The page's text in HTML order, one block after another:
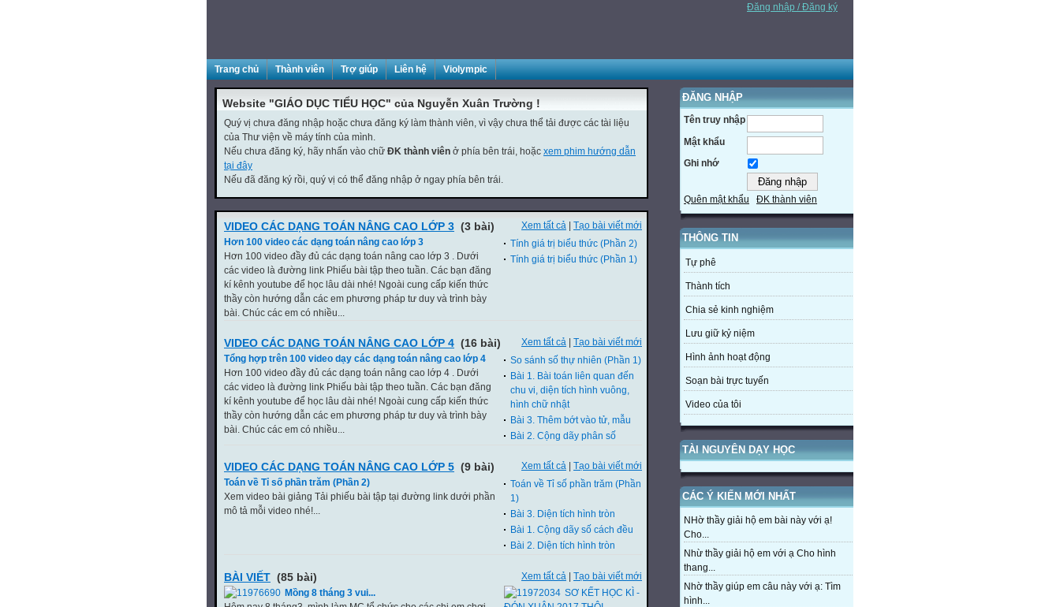
Đăng nhập / Đăng ký
Trang chủ Thành viên Trợ giúp Liên hệ Violympic
ĐĂNG NHẬP
Tên truy nhập
Mật khẩu
Ghi nhớ
Quên mật khẩu ĐK thành viên
THÔNG TIN
Tự phê
Thành tích
Chia sẻ kinh nghiệm
Lưu giữ kỷ niệm
Hình ảnh hoạt động
Soạn bài trực tuyến
Video của tôi
TÀI NGUYÊN DẠY HỌC
CÁC Ý KIẾN MỚI NHẤT
NHờ thầy giải hộ em bài này với ạ!
Cho...
Nhừ thầy giải hộ em với ạ Cho hình
thang...
Nhờ thầy giúp em câu này với ạ: Tìm
hình...
Website "GIÁO DỤC TIỂU HỌC" của Nguyễn Xuân Trường !
Quý vị chưa đăng nhập hoặc chưa đăng ký làm thành viên, vì vậy chưa thể tải được các tài liệu
của Thư viện về máy tính của mình.
Nếu chưa đăng ký, hãy nhấn vào chữ ĐK thành viên ở phía bên trái, hoặc xem phim hướng dẫn
tại đây
Nếu đã đăng ký rồi, quý vị có thể đăng nhập ở ngay phía bên trái.
Xem tất cả Tạo bài viết mới
VIDEO CÁC DẠNG TOÁN NÂNG CAO LỚP 3 (3 bài)
Hơn 100 video các dạng toán nâng cao lớp 3
Hơn 100 video đầy đủ các dạng toán nâng cao lớp 3 . Dưới
các video là đường link Phiếu bài tập theo tuần. Các bạn đăng
kí kênh youtube để học lâu dài nhé! Ngoài cung cấp kiến thức
thầy còn hướng dẫn các em phương pháp tư duy và trình bày
bài. Chúc các em có nhiều...
Tính giá trị biểu thức (Phần 2)
Tính giá trị biểu thức (Phần 1)
Xem tất cả | Tạo bài viết mới
VIDEO CÁC DẠNG TOÁN NÂNG CAO LỚP 4 (16 bài)
Tổng hợp trên 100 video dạy các dạng toán nâng cao lớp 4
Hơn 100 video đầy đủ các dạng toán nâng cao lớp 4 . Dưới
các video là đường link Phiếu bài tập theo tuần. Các bạn đăng
kí kênh youtube để học lâu dài nhé! Ngoài cung cấp kiến thức
thầy còn hướng dẫn các em phương pháp tư duy và trình bày
bài. Chúc các em có nhiều...
So sánh số thự nhiên (Phần 1)
Bài 1. Bài toán liên quan đến
chu vi, diện tích hình vuông,
hình chữ nhật
Bài 3. Thêm bớt vào tử, mẫu
Bài 2. Cộng dãy phân số
Xem tất cả Tạo bài viết mới
VIDEO CÁC DẠNG TOÁN NÂNG CAO LỚP 5 (9 bài)
Toán về Tỉ số phần trăm (Phần 2)
Xem video bài giảng Tải phiếu bài tập tại đường link dưới phần
mô tả mỗi video nhé!...
Toán về Tỉ số phần trăm (Phần
1)
Bài 3. Diện tích hình tròn
Bài 1. Cộng dãy số cách đều
Bài 2. Diện tích hình tròn
Xem tất cả | Tạo bài viết mới
BÀI VIẾT (85 bài)
Mồng 8 tháng 3 vui...
SƠ KẾT HỌC KÌ -